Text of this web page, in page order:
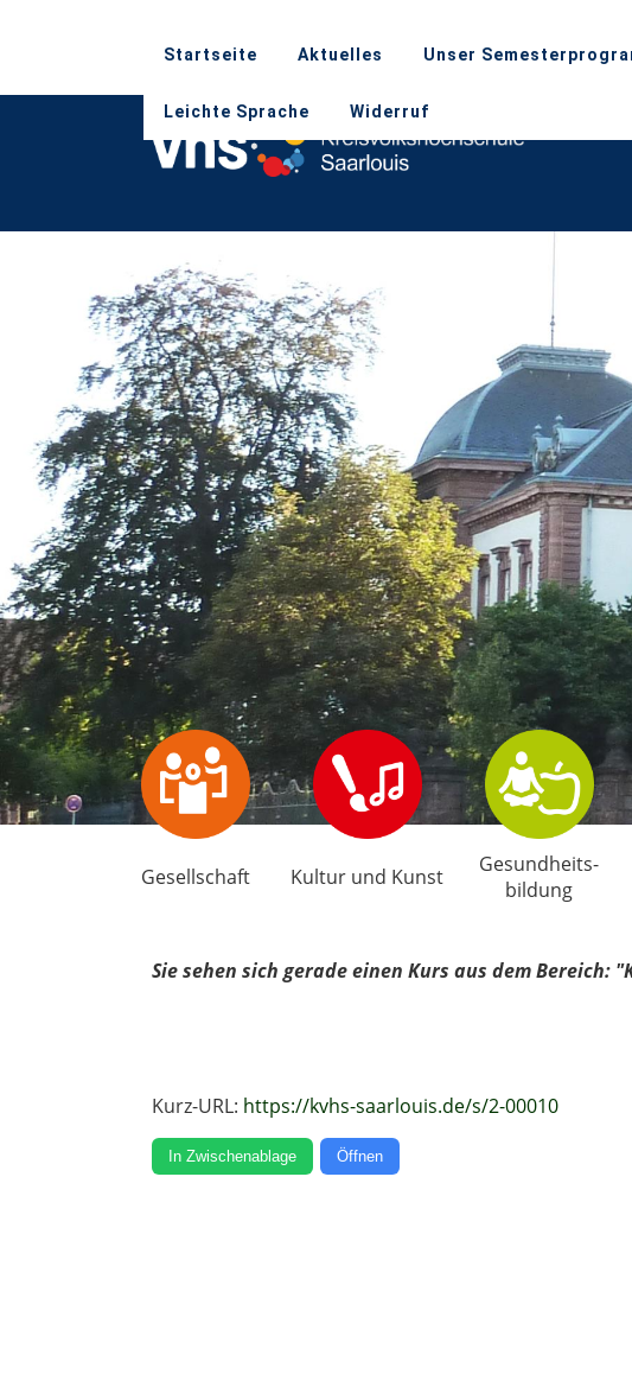
Startseite Aktuelles Unser
Leichte Sprache Widerruf
Gesellschaft Kultur und Kunst
Gesund­heits­
bildung
Sie sehen sich gerade einen Kurs aus dem Bereich:
Kurz-URL: https://kvhs-saarlouis.de/s/2-00010
In Zwischenablage Öffnen